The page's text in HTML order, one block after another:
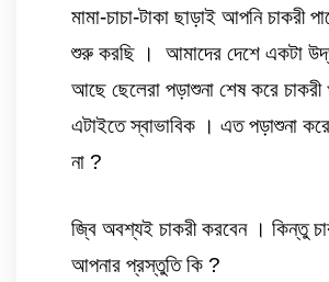
মামা-চাচা-টাকা ছাড়াই আপনি চাকরী
শুরু করছি ।  আমাদের দেশে একটা
আছে ছেলেরা পড়াশুনা শেষ করে
এটাইতে স্বাভাবিক । এত পড়াশুনা
না ?
জ্বি অবশ্যই চাকরী করবেন । কিন্তু
আপনার প্রস্তুতি কি ?